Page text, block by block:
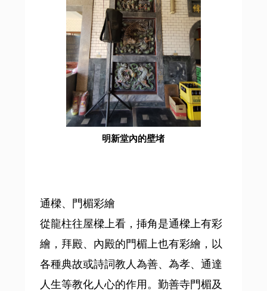
明新堂內的壁堵
通樑、門楣彩繪
從龍柱往屋樑上看，挿角是通樑上有彩
繪，拜殿、內殿的門楣上也有彩繪，以
各種典故或詩詞教人為善、為孝、通達
人生等教化人心的作用。勤善寺門楣及